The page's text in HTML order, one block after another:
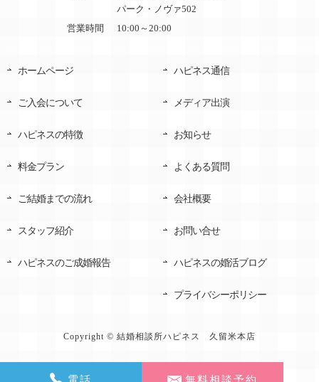
パーク・ノヴァ502
営業時間
10:00～20:00
ホームページ
ご入会について
ハピネスの特徴
料金プラン
ご結婚までの流れ
スタッフ紹介
ハピネスのご成婚報告
ハピネス通信
メディア出演
お知らせ
よくある質問
会社概要
お問い合せ
ハピネスの婚活ブログ
プライバシーポリシー
Copyright © 結婚相談所ハピネス 久留米本店
電話 無料相談予約